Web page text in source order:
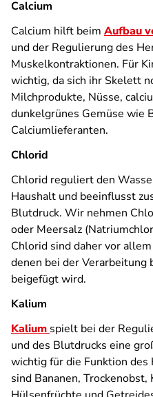
Calcium
Calcium hilft beim Aufbau
und der Regulierung des
Muskelkontraktionen. Für
wichtig, da sich ihr Skelett
Milchprodukte, Nüsse,
dunkelgrünes Gemüse wie
Calciumlieferanten.
Chlorid
Chlorid reguliert den
Haushalt und beeinflusst
Blutdruck. Wir nehmen
oder Meersalz
Chlorid sind daher vor
denen bei der Verarbeitung
beigefügt wird.
Kalium
Kalium spielt bei der
und des Blutdrucks eine
wichtig für die Funktion
sind Bananen,